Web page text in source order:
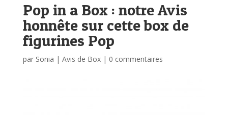
Pop in a Box : notre Avis
honnête sur cette box de
figurines Pop
par Sonia | Avis de Box| 0 commentaires